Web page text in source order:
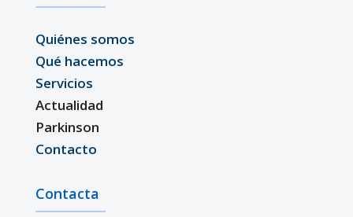
Quiénes somos
Qué hacemos
Servicios
Actualidad
Parkinson
Contacto
Contacta